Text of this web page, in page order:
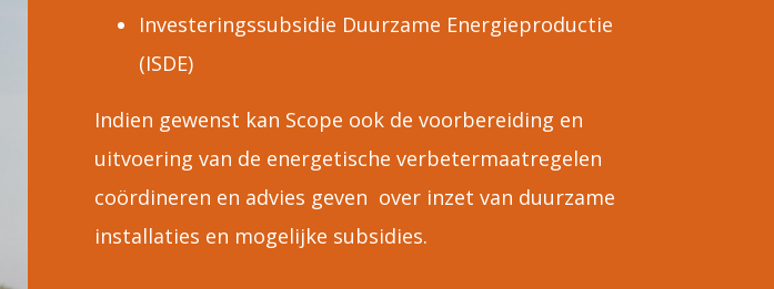
Investeringssubsidie Duurzame Energieproductie
(ISDE)
Indien gewenst kan Scope ook de voorbereiding en
uitvoering van de energetische verbetermaatregelen
coördineren en advies geven over inzet van duurzame
installaties en mogelijke subsidies.